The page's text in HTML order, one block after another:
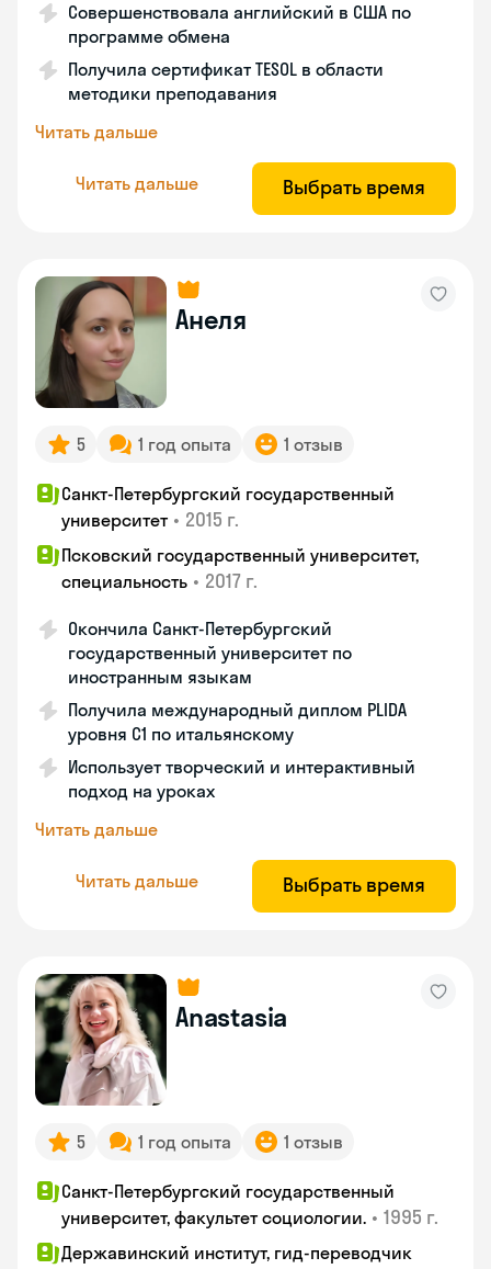
Совершенствовала английский в США по
программе обмена
Получила сертификат TESOL в области
методики преподавания
Читать дальше
Читать дальше Выбрать время
Анеля
5 1 год опыта 1 отзыв
Санкт-Петербургский государственный
университет • 2015 г.
Псковский государственный университет,
специальность • 2017 г.
Окончила Санкт-Петербургский
государственный университет по
иностранным языкам
Получила международный диплом PLIDA
уровня С1 по итальянскому
Использует творческий и интерактивный
подход на уроках
Читать дальше
Читать дальше Выбрать время
Anastasia
5 1 год опыта 1 отзыв
Санкт-Петербургский государственный
университет, факультет социологии. • 1995 г.
Державинский институт, гид-переводчик